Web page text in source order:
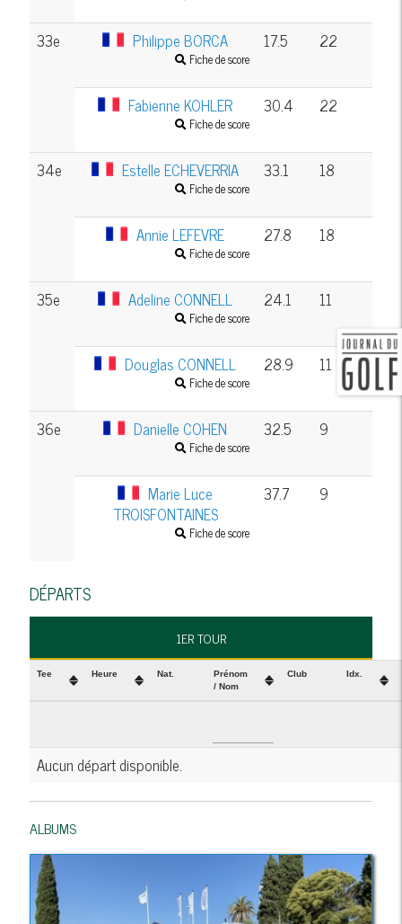
33e Philippe BORCA
Fiche de score
17.5 22
Fabienne KOHLER
Fiche de score
30.4 22
34e Estelle ECHEVERRIA
Fiche de score
33.1 18
Annie LEFEVRE
Fiche de score
27.8 18
35e Adeline CONNELL
Fiche de score
24.1 11
Douglas CONNELL
Fiche de score
28.9 11
36e Danielle COHEN
Fiche de score
32.5 9
Marie Luce
TROISFONTAINES
Fiche de score
37.7 9
DÉPARTS
1ER TOUR
Tee Heure Nat.
Prénom
/ Nom
Club Idx.
Aucun départ disponible.
ALBUMS